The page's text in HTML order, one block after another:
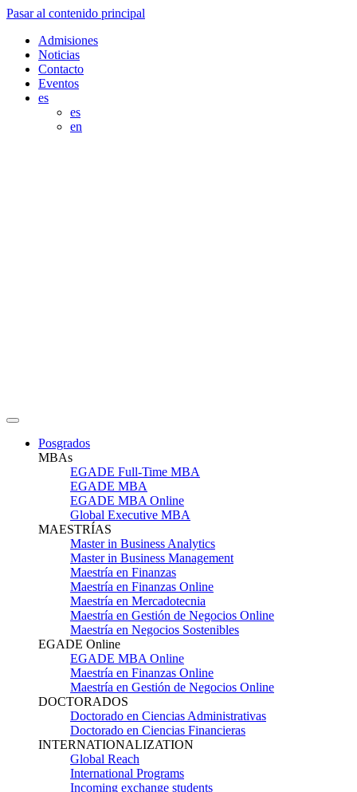
Pasar al contenido principal
Admisiones
Noticias
Contacto
Eventos
es
es
en
Posgrados
MBAs
EGADE Full-Time MBA
EGADE MBA
EGADE MBA Online
Global Executive MBA
MAESTRÍAS
Master in Business Analytics
Master in Business Management
Maestría en Finanzas
Maestría en Finanzas Online
Maestría en Mercadotecnia
Maestría en Gestión de Negocios Online
Maestría en Negocios Sostenibles
EGADE Online
EGADE MBA Online
Maestría en Finanzas Online
Maestría en Gestión de Negocios Online
DOCTORADOS
Doctorado en Ciencias Administrativas
Doctorado en Ciencias Financieras
INTERNATIONALIZATION
Global Reach
International Programs
Incoming exchange students